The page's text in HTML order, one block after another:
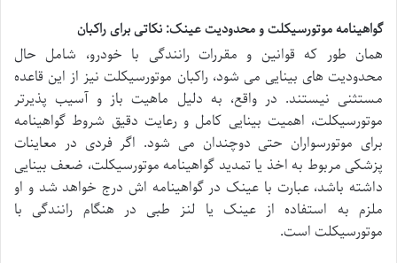
گواهینامه موتورسیکلت و محدودیت عینک: نکاتی برای راکبان
همان طور که قوانین و مقررات رانندگی با خودرو، شامل حال
محدودیت های بینایی می شود، راکبان موتورسیکلت نیز از این قاعده
مستثنی نیستند. در واقع، به دلیل ماهیت باز و آسیب پذیرتر
موتورسیکلت، اهمیت بینایی کامل و رعایت دقیق شروط گواهینامه
برای موتورسواران حتی دوچندان می شود. اگر فردی در معاینات
پزشکی مربوط به اخذ یا تمدید گواهینامه موتورسیکلت، ضعف بینایی
داشته باشد، عبارت با عینک در گواهینامه اش درج خواهد شد و او
ملزم به استفاده از عینک یا لنز طبی در هنگام رانندگی با
موتورسیکلت است.